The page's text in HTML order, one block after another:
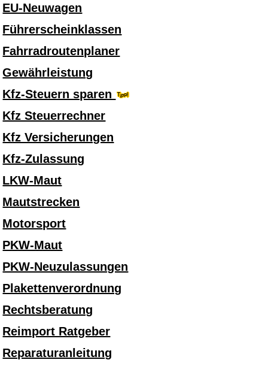
EU-Neuwagen
Führerscheinklassen
Fahrradroutenplaner
Gewährleistung
Kfz-Steuern sparen
Kfz Steuerrechner
Kfz Versicherungen
Kfz-Zulassung
LKW-Maut
Mautstrecken
Motorsport
PKW-Maut
PKW-Neuzulassungen
Plakettenverordnung
Rechtsberatung
Reimport Ratgeber
Reparaturanleitung